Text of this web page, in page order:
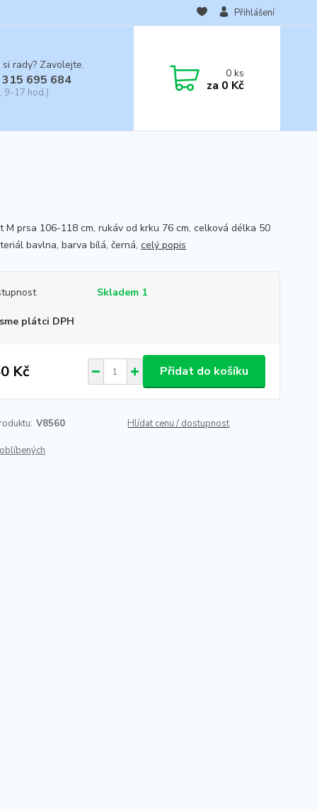
Přihlášení
rady? Zavolejte.
695 684
9-17 hod.)
0ks
za 0 Kč
M prsa 106-118 cm, rukáv od krku 76 cm, celková délka 50
bavlna, barva bílá, černá, celý popis
Skladem 1
plátci DPH
Kč Přidat do košíku
V8560 Hlídat cenu / dostupnost